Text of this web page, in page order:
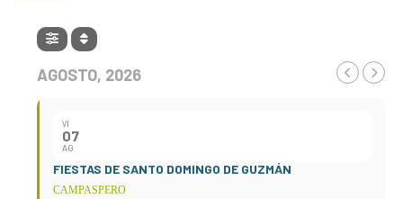
AGOSTO, 2026
VI
07
AG
FIESTAS DE SANTO DOMINGO DE GUZMÁN
CAMPASPERO